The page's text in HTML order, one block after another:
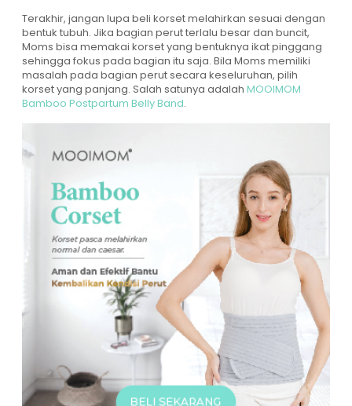
Terakhir, jangan lupa beli korset melahirkan sesuai dengan
bentuk tubuh. Jika bagian perut terlalu besar dan buncit,
Moms bisa memakai korset yang bentuknya ikat pinggang
sehingga fokus pada bagian itu saja. Bila Moms memiliki
masalah pada bagian perut secara keseluruhan, pilih
korset yang panjang. Salah satunya adalah MOOIMOM
Bamboo Postpartum Belly Band.